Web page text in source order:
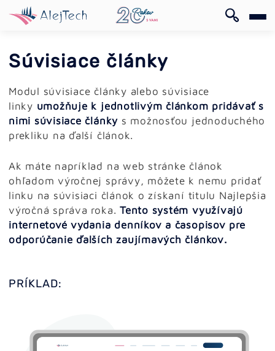
Súvisiace články
Modul súvisiace články alebo súvisiace
linky umožňuje k jednotlivým článkom pridávať s
nimi súvisiace články s možnosťou jednoduchého
prekliku na ďalší článok.
Ak máte napríklad na web stránke článok
ohľadom výročnej správy, môžete k nemu pridať
linku na súvisiaci článok o získaní titulu Najlepšia
výročná správa roka.Tento systém využívajú
internetové vydania denníkov a časopisov pre
odporúčanie ďalších zaujímavých článkov.
PRÍKLAD: